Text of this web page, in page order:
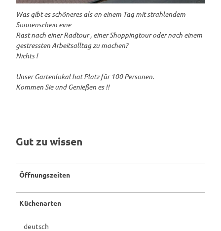
l
p
i
n
g
h
u
s
o
l
p
i
n
h
a
Was gibt es schöneres als an einem Tag mit strahlendem
Sonnenschein eine
Rast nach einer Radtour , einer Shoppingtour oder nach einem
gestressten Arbeitsalltag zu machen?
Nichts !
Unser Gartenlokal hat Platz für 100 Personen.
Kommen Sie und Genießen es !!
Gut zu wissen
Öffnungszeiten
Küchenarten
deutsch